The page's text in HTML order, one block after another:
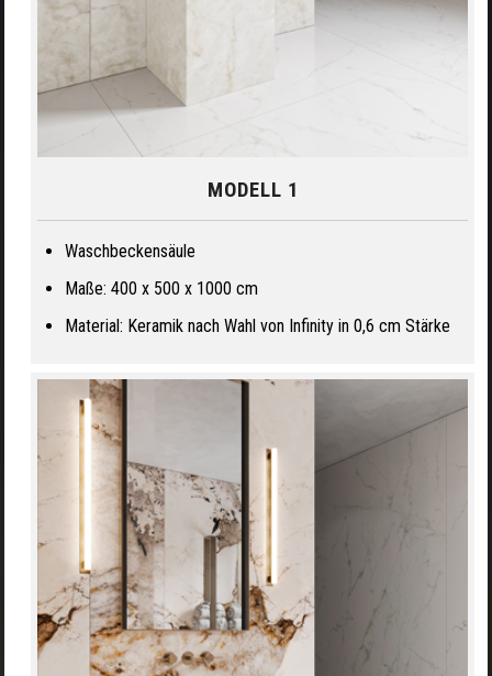
MODELL 1
Waschbeckensäule
Maße: 400 x 500 x 1000 cm
Material: Keramik nach Wahl von Infinity in 0,6 cm Stärke